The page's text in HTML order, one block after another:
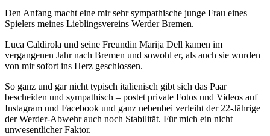
Den Anfang macht eine mir sehr sympathische junge Frau eines
Spielers meines Lieblingsvereins Werder Bremen.
Luca Caldirola und seine Freundin Marija Dell kamen im
vergangenen Jahr nach Bremen und sowohl er, als auch sie wurden
von mir sofort ins Herz geschlossen.
So ganz und gar nicht typisch italienisch gibt sich das Paar
bescheiden und sympathisch – postet private Fotos und Videos auf
Instagram und Facebook und ganz nebenbei verleiht der 22-Jährige
der Werder-Abwehr auch noch Stabilität. Für mich ein nicht
unwesentlicher Faktor.